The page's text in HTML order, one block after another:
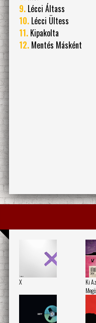
9. Lécci Áltass
10. Lécci Ültess
11. Kipakolta
12. Mentés Másként
X
Ki